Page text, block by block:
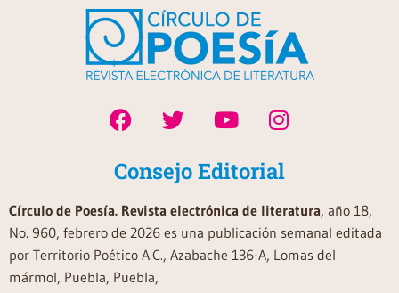
Consejo Editorial
Círculo de Poesía. Revista electrónica de literatura, año 18,
No. 960, febrero de 2026 es una publicación semanal editada
por Territorio Poético A.C., Azabache 136-A, Lomas del
mármol, Puebla, Puebla,